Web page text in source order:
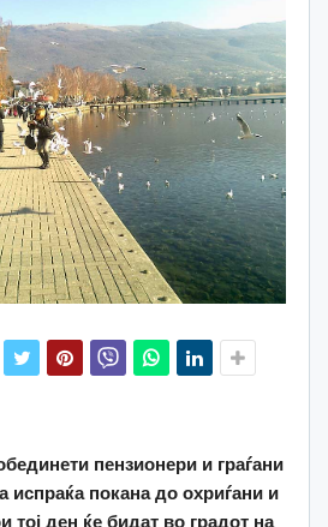
пензионери и граѓани
испраќа покана до охриѓани и
тој ден ќе бидат во градот на